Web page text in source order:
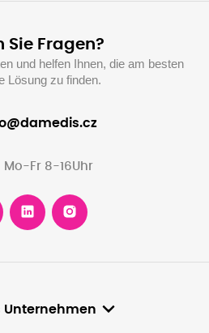
Sie Fragen?
und helfen Ihnen, die am besten
Lösung zu finden.
Mo-Fr 8-16Uhr
Unternehmen